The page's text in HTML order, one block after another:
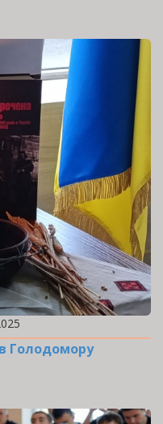
Голодомору